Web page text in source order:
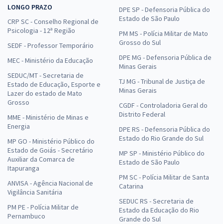
LONGO PRAZO
CRP SC - Conselho Regional de
Psicologia - 12ª Região
SEDF - Professor Temporário
MEC - Ministério da Educação
SEDUC/MT - Secretaria de
Estado de Educação, Esporte e
Lazer do estado de Mato
Grosso
MME - Ministério de Minas e
Energia
MP GO - Ministério Público do
Estado de Goiás - Secretário
Auxiliar da Comarca de
Itapuranga
ANVISA - Agência Nacional de
Vigilância Sanitária
PM PE - Polícia Militar de
Pernambuco
DPE SP - Defensoria Pública do
Estado de São Paulo
PM MS - Polícia Militar de Mato
Grosso do Sul
DPE MG - Defensoria Pública de
Minas Gerais
TJ MG - Tribunal de Justiça de
Minas Gerais
CGDF - Controladoria Geral do
Distrito Federal
DPE RS - Defensoria Pública do
Estado do Rio Grande do Sul
MP SP - Ministério Público do
Estado de São Paulo
PM SC - Polícia Militar de Santa
Catarina
SEDUC RS - Secretaria de
Estado da Educação do Rio
Grande do Sul